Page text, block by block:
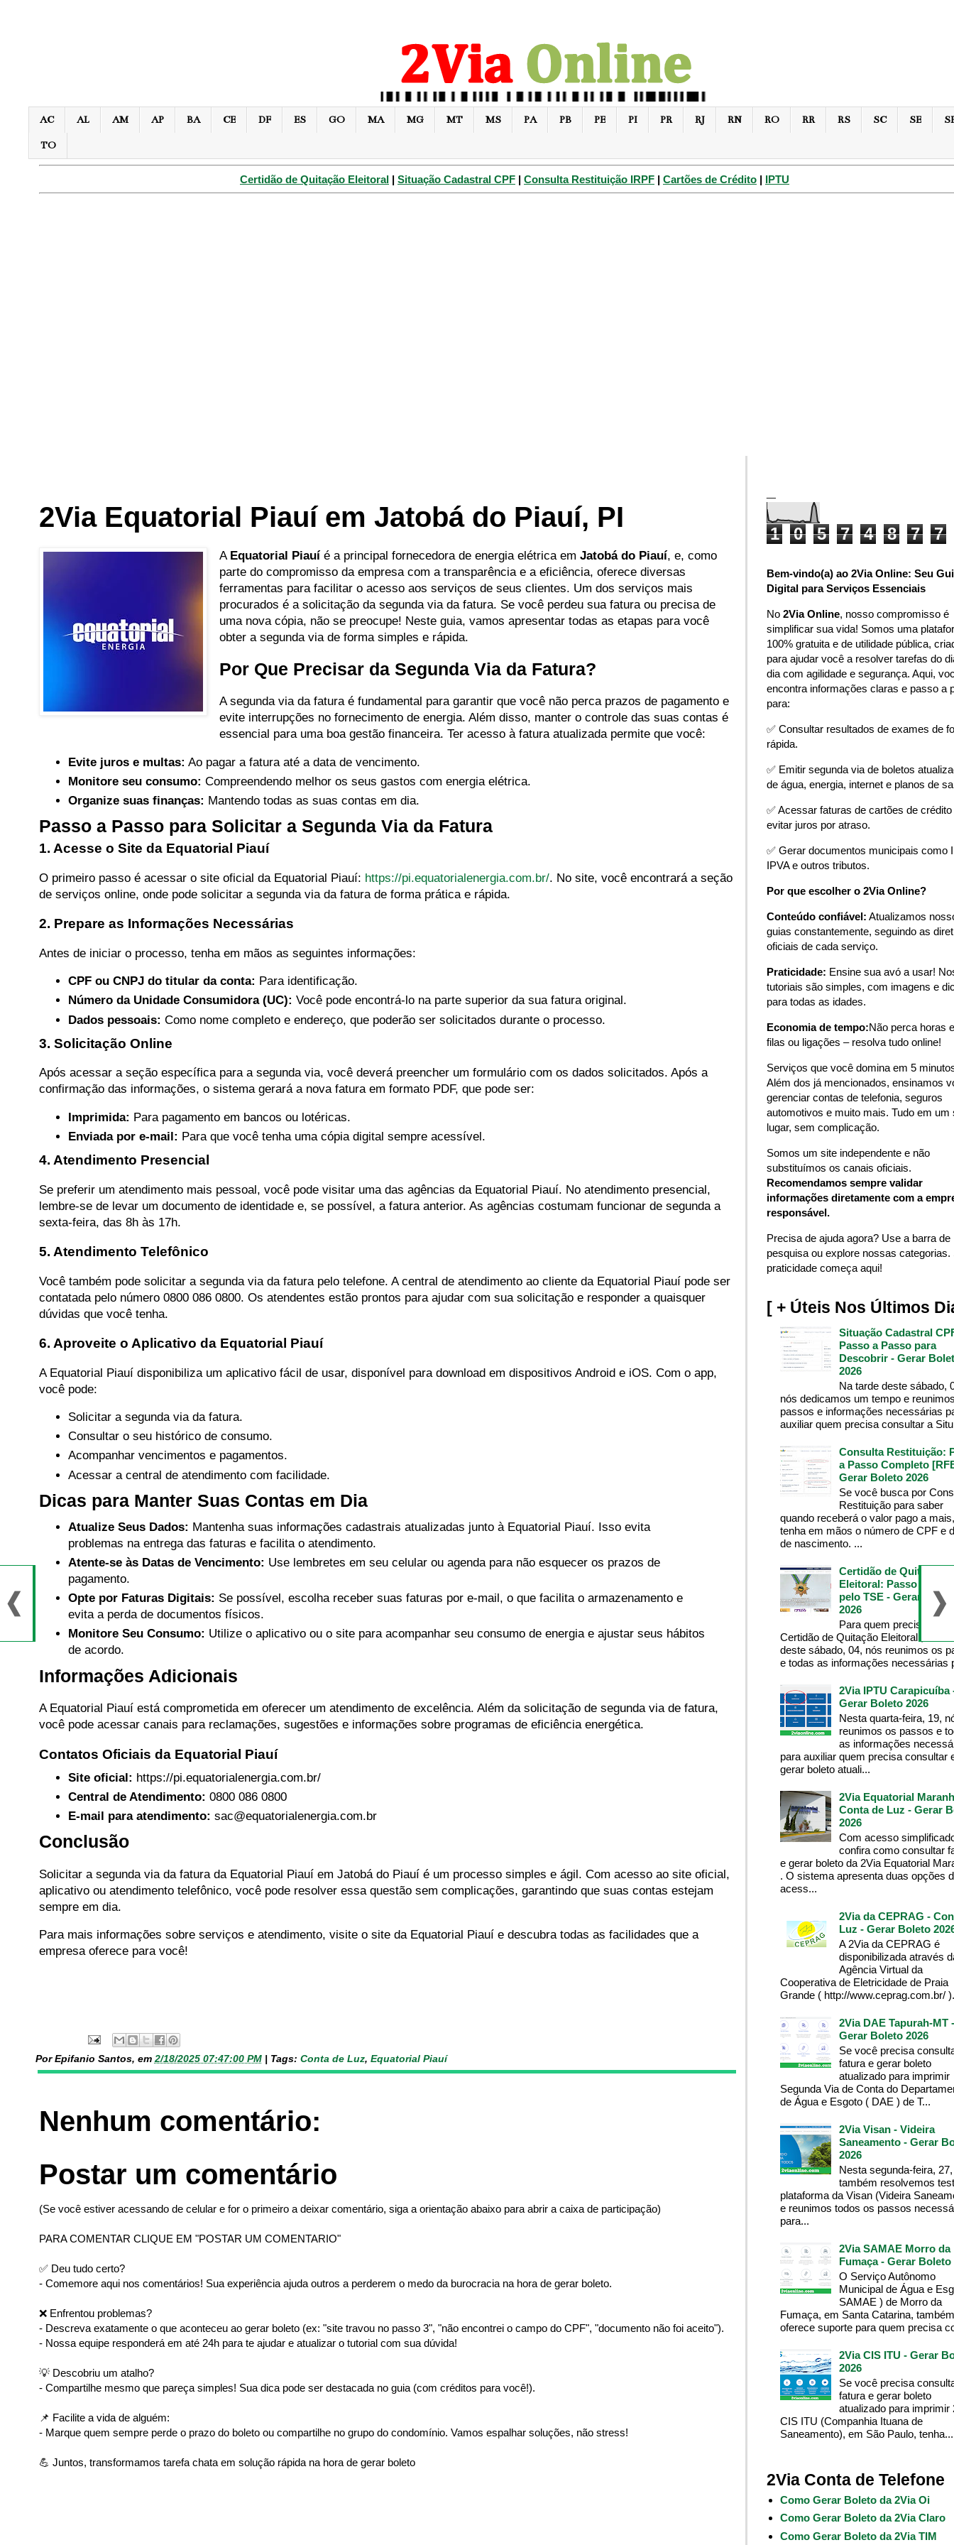
AC AL AM AP BA CE DF ES GO MA MG MT MS PA PB PE PI PR RJ RN RO RR RS SC SE
TO
Certidão de Quitação Eleitoral | Situação Cadastral CPF | Consulta Restituição IRPF | Cartões de Crédito | IPTU
2Via Equatorial Piauí em Jatobá do Piauí, PI
A Equatorial Piauíé a principal fornecedora de energia elétrica em Jatobá do Piauí, e, como
parte do compromisso da empresa com a transparência e a eficiência, oferece diversas
ferramentas para facilitar o acesso aos serviços de seus clientes. Um dos serviços mais
procurados é a solicitação da segunda via da fatura. Se você perdeu sua fatura ou precisa de
uma nova cópia, não se preocupe! Neste guia, vamos apresentar todas as etapas para você
obter a segunda via de forma simples e rápida.
Por Que Precisar da Segunda Via da Fatura?
A segunda via da fatura é fundamental para garantir que você não perca prazos de pagamento e
evite interrupções no fornecimento de energia. Além disso, manter o controle das suas contas é
essencial para uma boa gestão financeira. Ter acesso à fatura atualizada permite que você:
Evite juros e multas: Ao pagar a fatura até a data de vencimento.
Monitore seu consumo: Compreendendo melhor os seus gastos com energia elétrica.
Organize suas finanças: Mantendo todas as suas contas em dia.
Passo a Passo para Solicitar a Segunda Via da Fatura
1. Acesse o Site da Equatorial Piauí
O primeiro passo é acessar o site oficial da Equatorial Piauí: https://pi.equatorialenergia.com.br/. No site, você encontrará a seção
de serviços online, onde pode solicitar a segunda via da fatura de forma prática e rápida.
2. Prepare as Informações Necessárias
Antes de iniciar o processo, tenha em mãos as seguintes informações:
CPF ou CNPJ do titular da conta: Para identificação.
Número da Unidade Consumidora (UC): Você pode encontrá-lo na parte superior da sua fatura original.
Dados pessoais: Como nome completo e endereço, que poderão ser solicitados durante o processo.
3. Solicitação Online
Após acessar a seção específica para a segunda via, você deverá preencher um formulário com os dados solicitados. Após a
confirmação das informações, o sistema gerará a nova fatura em formato PDF, que pode ser:
Imprimida: Para pagamento em bancos ou lotéricas.
Enviada por e-mail: Para que você tenha uma cópia digital sempre acessível.
4. Atendimento Presencial
Se preferir um atendimento mais pessoal, você pode visitar uma das agências da Equatorial Piauí. No atendimento presencial,
lembre-se de levar um documento de identidade e, se possível, a fatura anterior. As agências costumam funcionar de segunda a
sexta-feira, das 8h às 17h.
5. Atendimento Telefônico
Você também pode solicitar a segunda via da fatura pelo telefone. A central de atendimento ao cliente da Equatorial Piauí pode ser
contatada pelo número 0800 086 0800. Os atendentes estão prontos para ajudar com sua solicitação e responder a quaisquer
dúvidas que você tenha.
6. Aproveite o Aplicativo da Equatorial Piauí
A Equatorial Piauí disponibiliza um aplicativo fácil de usar, disponível para download em dispositivos Android e iOS. Com o app,
você pode:
Solicitar a segunda via da fatura.
Consultar o seu histórico de consumo.
Acompanhar vencimentos e pagamentos.
Acessar a central de atendimento com facilidade.
Dicas para Manter Suas Contas em Dia
Atualize Seus Dados: Mantenha suas informações cadastrais atualizadas junto à Equatorial Piauí. Isso evita
problemas na entrega das faturas e facilita o atendimento.
Atente-se às Datas de Vencimento: Use lembretes em seu celular ou agenda para não esquecer os prazos de
pagamento.
Opte por Faturas Digitais: Se possível, escolha receber suas faturas por e-mail, o que facilita o armazenamento e
evita a perda de documentos físicos.
Monitore Seu Consumo: Utilize o aplicativo ou o site para acompanhar seu consumo de energia e ajustar seus hábitos
de acordo.
Informações Adicionais
A Equatorial Piauí está comprometida em oferecer um atendimento de excelência. Além da solicitação de segunda via de fatura,
você pode acessar canais para reclamações, sugestões e informações sobre programas de eficiência energética.
Contatos Oficiais da Equatorial Piauí
Site oficial: https://pi.equatorialenergia.com.br/
Central de Atendimento: 0800 086 0800
E-mail para atendimento: sac@equatorialenergia.com.br
Conclusão
Solicitar a segunda via da fatura da Equatorial Piauí em Jatobá do Piauí é um processo simples e ágil. Com acesso ao site oficial,
aplicativo ou atendimento telefônico, você pode resolver essa questão sem complicações, garantindo que suas contas estejam
sempre em dia.
Para mais informações sobre serviços e atendimento, visite o site da Equatorial Piauí e descubra todas as facilidades que a
empresa oferece para você!
Por Epifanio Santos, em2/18/2025 07:47:00 PM Tags: Conta de Luz, Equatorial Piauí
Nenhum comentário:
Postar um comentário
(Se você estiver acessando de celular e for o primeiro a deixar comentário, siga a orientação abaixo para abrir a caixa de participação)
PARA COMENTAR CLIQUE EM "POSTAR UM COMENTARIO"
✅ Deu tudo certo?
- Comemore aqui nos comentários! Sua experiência ajuda outros a perderem o medo da burocracia na hora de gerar boleto.
❌ Enfrentou problemas?
- Descreva exatamente o que aconteceu ao gerar boleto (ex: "site travou no passo 3", "não encontrei o campo do CPF", "documento não foi aceito").
- Nossa equipe responderá em até 24h para te ajudar e atualizar o tutorial com sua dúvida!
💡 Descobriu um atalho?
- Compartilhe mesmo que pareça simples! Sua dica pode ser destacada no guia (com créditos para você!).
📌 Facilite a vida de alguém:
- Marque quem sempre perde o prazo do boleto ou compartilhe no grupo do condomínio. Vamos espalhar soluções, não stress!
💪 Juntos, transformamos tarefa chata em solução rápida na hora de gerar boleto
1 0 5 7 4 8 7 7
Bem-vindo(a) ao 2Via Online: Seu
Digital para Serviços Essenciais
No 2Via Online, nosso compromisso é
simplificar sua vida! Somos uma
100% gratuita e de utilidade pública,
para ajudar você a resolver tarefas do
dia com agilidade e segurança. Aqui,
encontra informações claras e passo a
para:
✅ Consultar resultados de exames de
rápida.
✅ Emitir segunda via de boletos
de água, energia, internet e planos de
✅ Acessar faturas de cartões de crédito
evitar juros por atraso.
✅ Gerar documentos municipais como
IPVA e outros tributos.
Por que escolher o 2Via Online?
Conteúdo confiável: Atualizamos
guias constantemente, seguindo as
oficiais de cada serviço.
Praticidade: Ensine sua avó a usar!
tutoriais são simples, com imagens e
para todas as idades.
Economia de tempo:Não perca horas
filas ou ligações – resolva tudo online!
Serviços que você domina em 5
Além dos já mencionados, ensinamos
gerenciar contas de telefonia, seguros
automotivos e muito mais. Tudo em um
lugar, sem complicação.
Somos um site independente e não
substituímos os canais oficiais.
Recomendamos sempre validar
informações diretamente com a
responsável.
Precisa de ajuda agora? Use a barra de
pesquisa ou explore nossas categorias.
praticidade começa aqui!
[ + Úteis Nos Últimos
Situação Cadastral
Passo a Passo para
Descobrir - Gerar
2026
Na tarde deste sábado,
nós dedicamos um tempo e
passos e informações necessárias
auxiliar quem precisa consultar a
Consulta Restituição:
a Passo Completo
Gerar Boleto 2026
Se você busca por
Restituição para saber
quando receberá o valor pago a mais,
tenha em mãos o número de CPF e
de nascimento. ...
Certidão de Quitação
Eleitoral: Passo a
pelo TSE - Gerar
2026
Para quem precisa da
Certidão de Quitação Eleitoral , na
deste sábado, 04, nós reunimos os
e todas as informações necessárias
2Via IPTU Carapicuíba
Gerar Boleto 2026
Nesta quarta-feira, 19,
reunimos os passos e
as informações
para auxiliar quem precisa consultar
gerar boleto atuali...
2Via Equatorial
Conta de Luz - Gerar
2026
Com acesso
confira como consultar
e gerar boleto da 2Via Equatorial
. O sistema apresenta duas opções
acess...
2Via da CEPRAG -
Luz - Gerar Boleto
A 2Via da CEPRAG é
disponibilizada através
Agência Virtual da
Cooperativa de Eletricidade de Praia
Grande ( http://www.ceprag.com.br/
2Via DAE Tapurah-MT -
Gerar Boleto 2026
Se você precisa
fatura e gerar boleto
atualizado para imprimir
Segunda Via de Conta do
de Água e Esgoto ( DAE ) de T...
2Via Visan - Videira
Saneamento - Gerar
2026
Nesta segunda-feira,
também resolvemos
plataforma da Visan (Videira
e reunimos todos os passos
para...
2Via SAMAE Morro da
Fumaça - Gerar Boleto
O Serviço Autônomo
Municipal de Água e
SAMAE ) de Morro da
Fumaça, em Santa Catarina, também
oferece suporte para quem precisa
2Via CIS ITU - Gerar
2026
Se você precisa
fatura e gerar boleto
atualizado para imprimir
CIS ITU (Companhia Ituana de
Saneamento), em São Paulo, tenha...
2Via Conta de Telefone
Como Gerar Boleto da 2Via Oi
Como Gerar Boleto da 2Via Claro
Como Gerar Boleto da 2Via TIM